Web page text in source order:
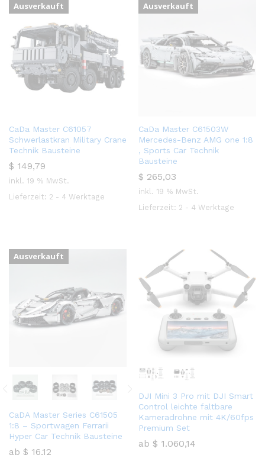
Ausverkauft
CaDa Master C61057
Schwerlastkran Military Crane
Technik Bausteine
$ 149,79
inkl. 19 % MwSt.
Lieferzeit: 2 - 4 Werktage
Ausverkauft
CaDa Master C61503W
Mercedes-Benz AMG one 1:8
, Sports Car Technik
Bausteine
$ 265,03
inkl. 19 % MwSt.
Lieferzeit: 2 - 4 Werktage
Ausverkauft
CaDA Master Series C61505
1:8 – Sportwagen Ferrarii
Hyper Car Technik Bausteine
ab $ 16,12
DJI Mini 3 Pro mit DJI Smart
Control leichte faltbare
Kameradrohne mit 4K/60fps
Premium Set
ab $ 1.060,14